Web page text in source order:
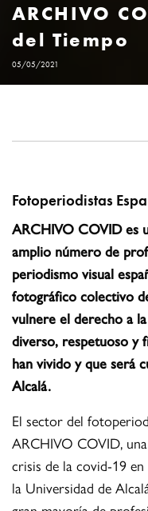
ARCHIVO
del Tiempo
05/05/2021
Fotoperiodistas
ARCHIVO COVID es
amplio número de
periodismo visual
fotográfico colectivo
vulnere el derecho a
diverso, respetuoso y
han vivido y que será
Alcalá.
El sector del
ARCHIVO COVID,
crisis de la covid-19
la Universidad de